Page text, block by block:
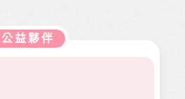
如
靈、健
康、人
公益夥伴